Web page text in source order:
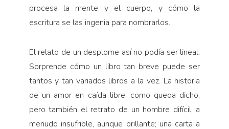
procesa la mente y el cuerpo, y cómo la
escritura se las ingenia para nombrarlos.
El relato de un desplome así no podía ser lineal.
Sorprende cómo un libro tan breve puede ser
tantos y tan variados libros a la vez. La historia
de un amor en caída libre, como queda dicho,
pero también el retrato de un hombre difícil, a
menudo insufrible, aunque brillante; una carta a